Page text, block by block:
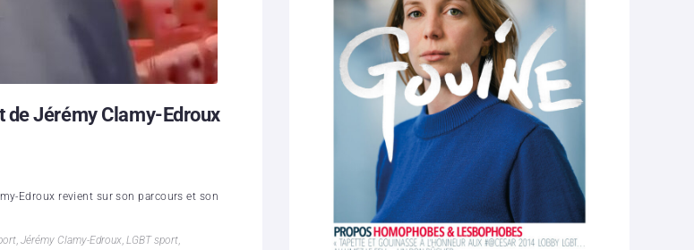
de Jérémy Clamy-Edroux
Edroux revient sur son parcours et son
, Jérémy Clamy-Edroux, LGBT sport,